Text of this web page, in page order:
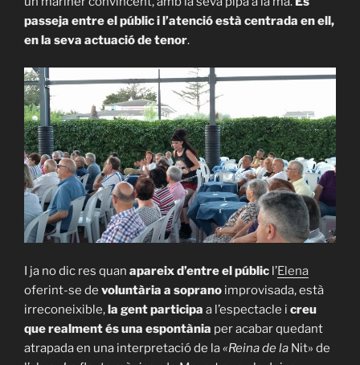
passeja entre el públic i l’atenció està centrada en ell,
en la seva actuació de tenor.
I ja no dic res quan apareix d’entre el públic l’Elena
oferint-se de voluntària a soprano improvisada, està
irreconeixible,la gent participa a l’espectacle i creu
que realment és una espontània per acabar quedant
atrapada en una interpretació de la«Reina de la Nit» de